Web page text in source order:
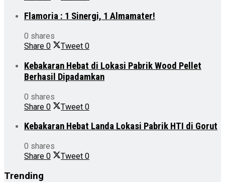
Flamoria : 1 Sinergi, 1 Almamater!
0 shares
Share 0 Tweet 0
Kebakaran Hebat di Lokasi Pabrik Wood Pellet
Berhasil Dipadamkan
0 shares
Share 0 Tweet 0
Kebakaran Hebat Landa Lokasi Pabrik HTI di Gorut
0 shares
Share 0 Tweet 0
Trending